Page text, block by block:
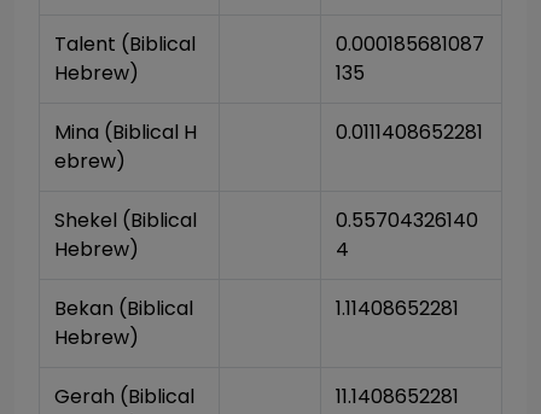
Talent (Biblical
Hebrew)
0.000185681087
135
Mina (Biblical H
ebrew)
0.0111408652281
Shekel (Biblical
Hebrew)
0.55704326140
4
Bekan (Biblical
Hebrew)
1.11408652281
Gerah (Biblical
11.1408652281